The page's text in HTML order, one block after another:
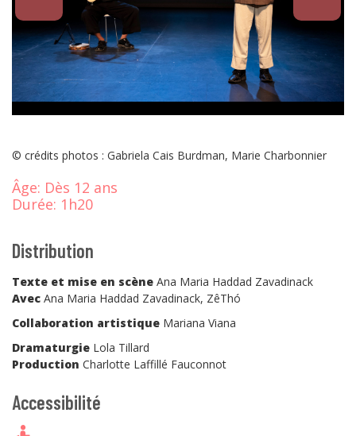
© crédits photos : Gabriela Cais Burdman, Marie Charbonnier
Âge: Dès 12 ans
Durée: 1h20
Distribution
Texte et mise en scène Ana Maria Haddad Zavadinack
Avec Ana Maria Haddad Zavadinack, ZêThó
Collaboration artistique Mariana Viana
Dramaturgie Lola Tillard
Production Charlotte Laffillé Fauconnot
Accessibilité